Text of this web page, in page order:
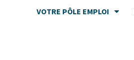
VOTRE PÔLE EMPLOI